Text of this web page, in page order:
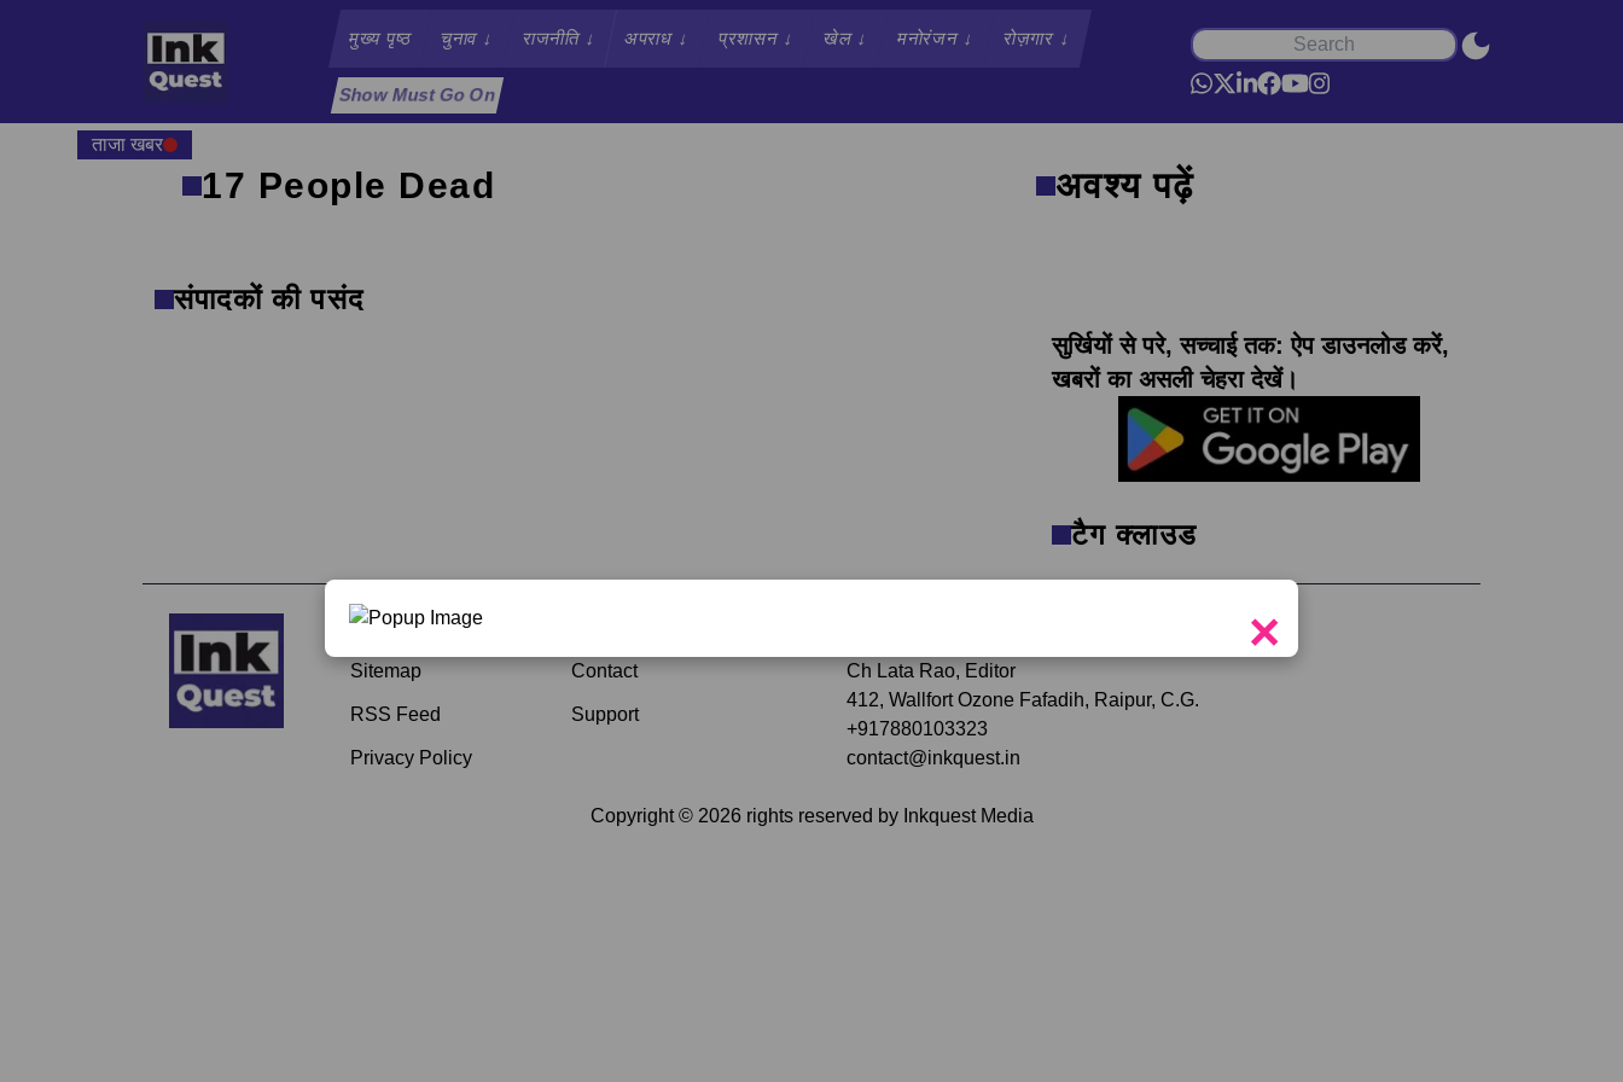
मुख्य पृष्ठ चुनाव↓ राजनीति↓ अपराध↓ प्रशासन↓ खेल↓ मनोरंजन↓ रोज़गार↓
Show Must Go On
ताजा खबर
×
17 People Dead अवश्य पढ़ें
संपादकों की पसंद
सुर्खियों से परे, सच्चाई तक: ऐप डाउनलोड करें,
खबरों का असली चेहरा देखें।
टैग क्लाउड
About
Sitemap
RSS Feed
Privacy Policy
Contact
Support
Ch Lata Rao, Editor
412, Wallfort Ozone Fafadih, Raipur, C.G.
+917880103323
contact@inkquest.in
Copyright © 2026 rights reserved by Inkquest Media